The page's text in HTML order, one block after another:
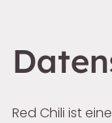
Filtern &
Red Chili ist